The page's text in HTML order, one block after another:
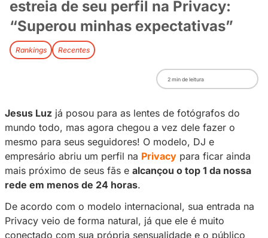
Jesus Luz alcança top 1 com
estreia de seu perfil na
Rankings Recentes
2min de leitura
Jesus Luzjá posou para as lentes de
mundo todo, mas agora chegou a vez dele